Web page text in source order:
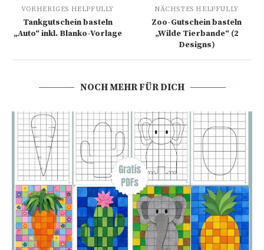
VORHERIGES HELPFULLY
Tankgutschein basteln
„Auto“ inkl. Blanko-Vorlage
NÄCHSTES HELPFULLY
Zoo-Gutschein basteln
„Wilde Tierbande“ (2
Designs)
NOCH MEHR FÜR DICH